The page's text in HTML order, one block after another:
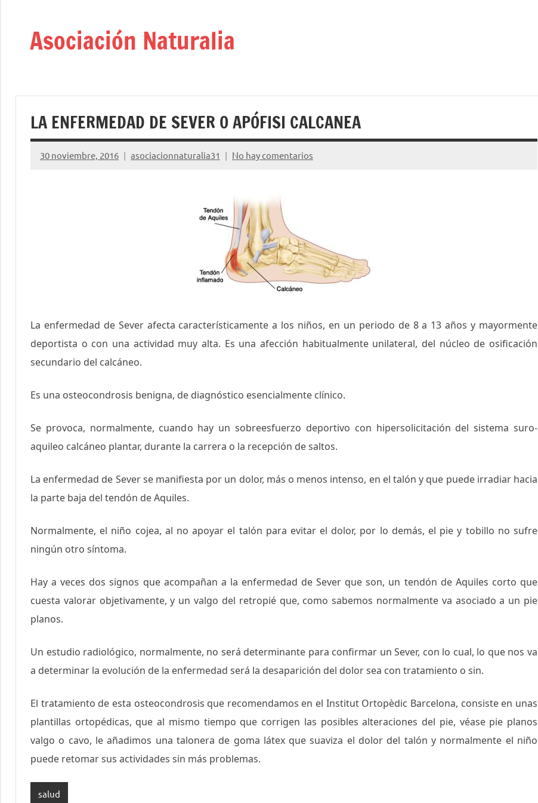
contenidoAsociación Naturalia
LA ENFERMEDAD DE SEVER O APÓFISI CALCANEA
30 noviembre, 2016 asociacionnaturalia31 No hay comentarios
La enfermedad de Sever afecta característicamente a los niños, en un periodo de 8 a 13 años y mayormente
deportista o con una actividad muy alta. Es una afección habitualmente unilateral, del núcleo de osificación
secundario del calcáneo.
Es una osteocondrosis benigna, de diagnóstico esencialmente clínico.
Se provoca, normalmente, cuando hay un sobreesfuerzo deportivo con hipersolicitación del sistema suro-
aquileo calcáneo plantar, durante la carrera o la recepción de saltos.
La enfermedad de Sever se manifiesta por un dolor, más o menos intenso, en el talón y que puede irradiar hacia
la parte baja del tendón de Aquiles.
Normalmente, el niño cojea, al no apoyar el talón para evitar el dolor, por lo demás, el pie y tobillo no sufre
ningún otro síntoma.
Hay a veces dos signos que acompañan a la enfermedad de Sever que son, un tendón de Aquiles corto que
cuesta valorar objetivamente, y un valgo del retropié que, como sabemos normalmente va asociado a un pie
planos.
Un estudio radiológico, normalmente, no será determinante para confirmar un Sever, con lo cual, lo que nos va
a determinar la evolución de la enfermedad será la desaparición del dolor sea con tratamiento o sin.
El tratamiento de esta osteocondrosis que recomendamos en el Institut Ortopèdic Barcelona, consiste en unas
plantillas ortopédicas, que al mismo tiempo que corrigen las posibles alteraciones del pie, véase pie planos
valgo o cavo, le añadimos una talonera de goma látex que suaviza el dolor del talón y normalmente el niño
puede retomar sus actividades sin más problemas.
salud